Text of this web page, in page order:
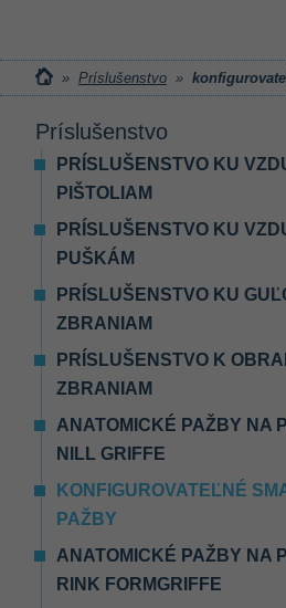
» Príslušenstvo »
Príslušenstvo
PRÍSLUŠENSTVO KU
PIŠTOLIAM
PRÍSLUŠENSTVO KU
PUŠKÁM
PRÍSLUŠENSTVO KU
ZBRANIAM
PRÍSLUŠENSTVO K
ZBRANIAM
ANATOMICKÉ PAŽBY NA
NILL GRIFFE
KONFIGUROVATEĽNÉ
PAŽBY
ANATOMICKÉ PAŽBY NA
RINK FORMGRIFFE